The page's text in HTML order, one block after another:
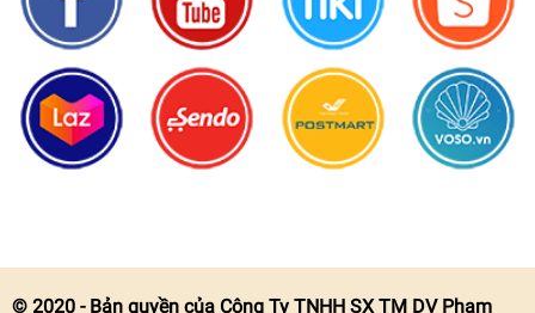
© 2020 - Bản quyền của Công Ty TNHH SX TM DV Phạm